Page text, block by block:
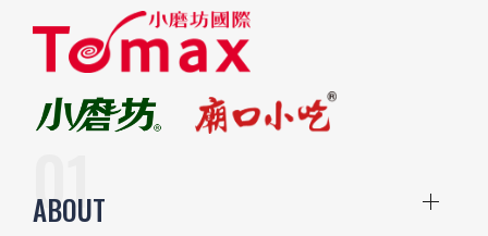
ABOUT